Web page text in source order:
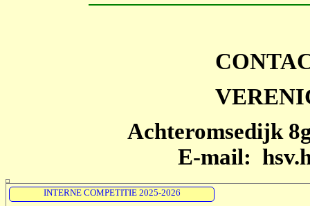
Achteromsedijk
E-mail:
INTERNE COMPETITIE 2025-2026